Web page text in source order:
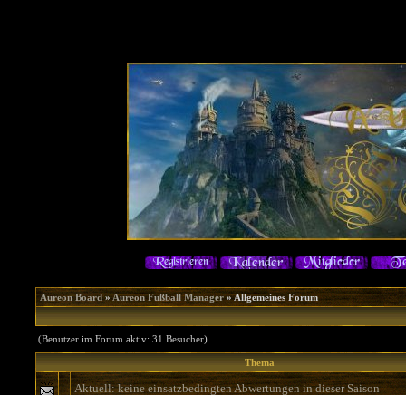
Aureon Board»Aureon Fußball Manager» Allgemeines Forum
(Benutzer im Forum aktiv: 31 Besucher)
Thema
Aktuell: keine einsatzbedingten Abwertungen in dieser Saison